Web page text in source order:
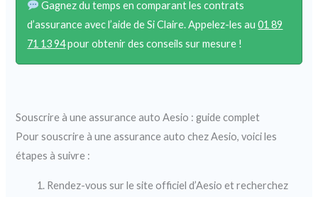
Gagnez du temps en comparant les contrats
d’assurance avec l’aide de Si Claire. Appelez-les au01 89
71 13 94pour obtenir des conseils sur mesure !
Souscrire à une assurance auto Aesio : guide complet
Pour souscrire à une assurance auto chez Aesio, voici les
étapes à suivre :
Rendez-vous sur le site officiel d’Aesio et recherchez